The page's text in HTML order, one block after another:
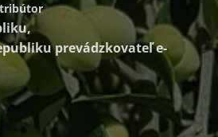
prevádzkovateľ e-